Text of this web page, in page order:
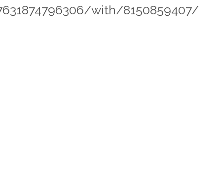
with/8150859407/